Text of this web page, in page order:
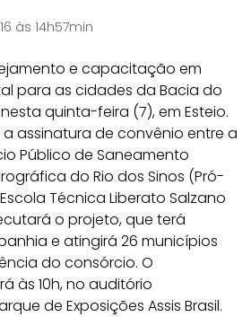
às 14h57min
e capacitação em
para as cidades da Bacia do
quinta-feira (7), em Esteio.
assinatura de convênio entre a
Público de Saneamento
do Rio dos Sinos (Pró-
Técnica Liberato Salzano
o projeto, que terá
e atingirá 26 municípios
do consórcio. O
às 10h, no auditório
de Exposições Assis Brasil.